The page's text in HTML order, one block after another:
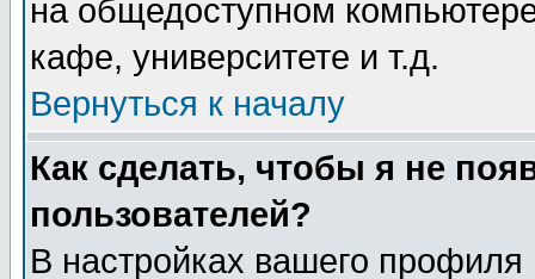
на общедоступном
кафе, университете и т.д.
Вернуться к началу
Как сделать, чтобы я не
пользователей?
В настройках вашего